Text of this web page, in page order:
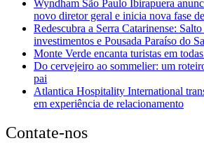
Wyndham São Paulo Ibirapuera
novo diretor geral e inicia nova fase
Redescubra a Serra Catarinense:
investimentos e Pousada Paraíso do
Monte Verde encanta turistas em
Do cervejeiro ao sommelier: um
pai
Atlantica Hospitality International
em experiência de relacionamento
Contate-nos